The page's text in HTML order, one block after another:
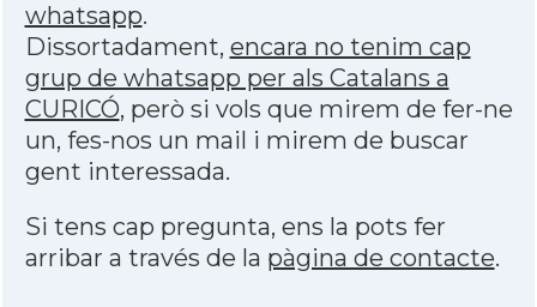
whatsapp.
Dissortadament, encara no tenim cap
grup de whatsapp per als Catalans a
CURICÓ, però si vols que mirem de fer-ne
un, fes-nos un mail i mirem de buscar
gent interessada.
Si tens cap pregunta, ens la pots fer
arribar a través de la pàgina de contacte.